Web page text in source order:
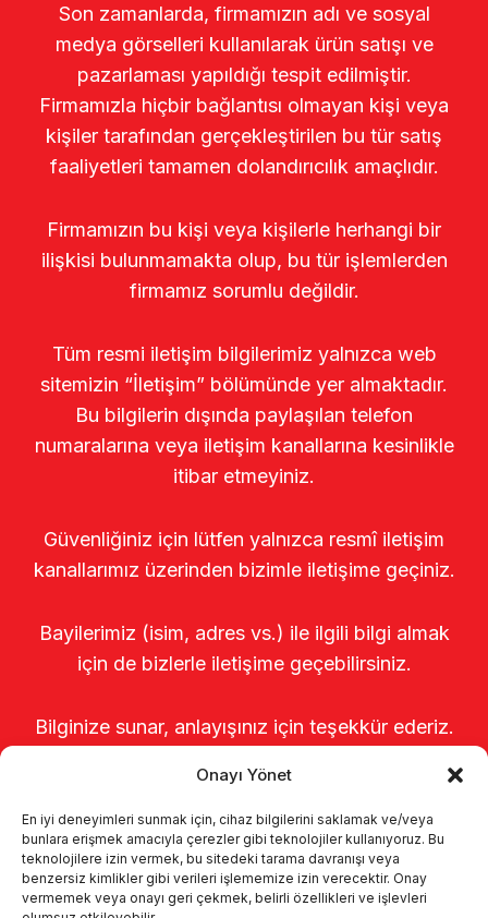
Onayı Yönet
En iyi deneyimleri sunmak için, cihaz bilgilerini saklamak ve/veya
bunlara erişmek amacıyla çerezler gibi teknolojiler kullanıyoruz. Bu
teknolojilere izin vermek, bu sitedeki tarama davranışı veya
benzersiz kimlikler gibi verileri işlememize izin verecektir. Onay
vermemek veya onayı geri çekmek, belirli özellikleri ve işlevleri
Son zamanlarda, firmamızın adı ve sosyal
medya görselleri kullanılarak ürün satışı ve
pazarlaması yapıldığı tespit edilmiştir.
Firmamızla hiçbir bağlantısı olmayan kişi veya
kişiler tarafından gerçekleştirilen bu tür satış
faaliyetleri tamamen dolandırıcılık amaçlıdır.
Firmamızın bu kişi veya kişilerle herhangi bir
ilişkisi bulunmamakta olup, bu tür işlemlerden
firmamız sorumlu değildir.
Tüm resmi iletişim bilgilerimiz yalnızca web
sitemizin “İletişim” bölümünde yer almaktadır.
Bu bilgilerin dışında paylaşılan telefon
numaralarına veya iletişim kanallarına kesinlikle
itibar etmeyiniz.
Güvenliğiniz için lütfen yalnızca resmî iletişim
kanallarımız üzerinden bizimle iletişime geçiniz.
Bayilerimiz (isim, adres vs.) ile ilgili bilgi almak
için de bizlerle iletişime geçebilirsiniz.
Bilginize sunar, anlayışınız için teşekkür ederiz.